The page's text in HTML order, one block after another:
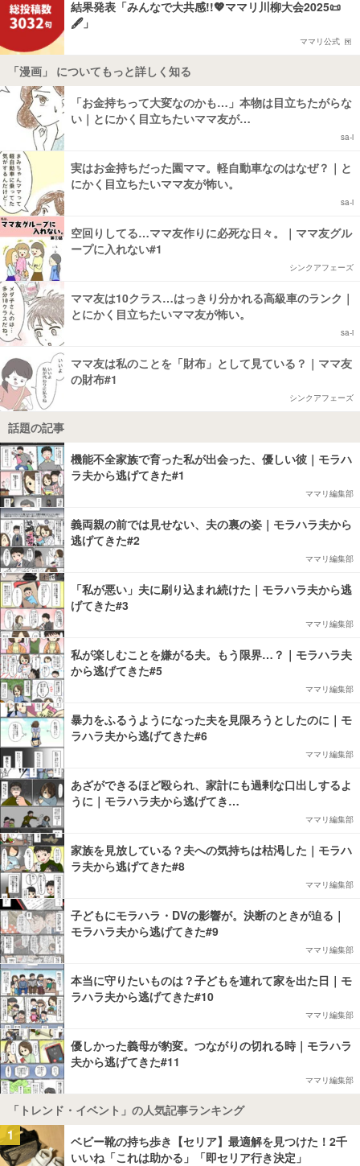
結果発表「みんなで大共感!!💖ママリ川柳大会2025📜
🖋️」
ママリ公式
「漫画」 についてもっと詳しく知る
「お金持ちって大変なのかも…」本物は目立ちたがらな
い｜とにかく目立ちたいママ友が…
sa-i
実はお金持ちだった園ママ。軽自動車なのはなぜ？｜と
にかく目立ちたいママ友が怖い。
sa-i
空回りしてる…ママ友作りに必死な日々。｜ママ友グル
ープに入れない#1
シンクアフェーズ
ママ友は10クラス…はっきり分かれる高級車のランク｜
とにかく目立ちたいママ友が怖い。
sa-i
ママ友は私のことを「財布」として見ている？｜ママ友
の財布#1
シンクアフェーズ
話題の記事
機能不全家族で育った私が出会った、優しい彼｜モラハ
ラ夫から逃げてきた#1
ママリ編集部
義両親の前では見せない、夫の裏の姿｜モラハラ夫から
逃げてきた#2
ママリ編集部
「私が悪い」夫に刷り込まれ続けた｜モラハラ夫から逃
げてきた#3
ママリ編集部
私が楽しむことを嫌がる夫。もう限界…？｜モラハラ夫
から逃げてきた#5
ママリ編集部
暴力をふるうようになった夫を見限ろうとしたのに｜モ
ラハラ夫から逃げてきた#6
ママリ編集部
あざができるほど殴られ、家計にも過剰な口出しするよ
うに｜モラハラ夫から逃げてき…
ママリ編集部
家族を見放している？夫への気持ちは枯渇した｜モラハ
ラ夫から逃げてきた#8
ママリ編集部
子どもにモラハラ・DVの影響が。決断のときが迫る｜
モラハラ夫から逃げてきた#9
ママリ編集部
本当に守りたいものは？子どもを連れて家を出た日｜モ
ラハラ夫から逃げてきた#10
ママリ編集部
優しかった義母が豹変。つながりの切れる時｜モラハラ
夫から逃げてきた#11
ママリ編集部
「トレンド・イベント」の人気記事ランキング
1
ベビー靴の持ち歩き【セリア】最適解を見つけた！2千
いいね「これは助かる」「即セリア行き決定」